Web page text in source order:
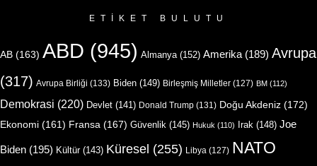
ETIKET BULUTU
AB (163) ABD (945) Almanya (152) Amerika (189) Avrupa
(317) Avrupa Birliği (133) Biden (149) Birleşmiş Milletler (127) BM (112)
Demokrasi (220) Devlet (141) Donald Trump (131) Doğu Akdeniz (172)
Ekonomi (161) Fransa (167) Güvenlik (145) Hukuk (110) Irak (148) Joe
Biden (195) Kültür(143) Küresel (255) Libya (127) NATO